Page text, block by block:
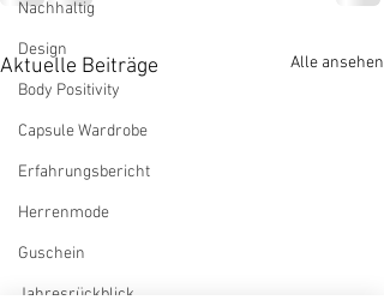
Nachhaltig
Design
Body Positivity
Capsule Wardrobe
Erfahrungsbericht
Herrenmode
Guschein
Jahresrückblick
Aktuelle Beiträge Alle ansehen